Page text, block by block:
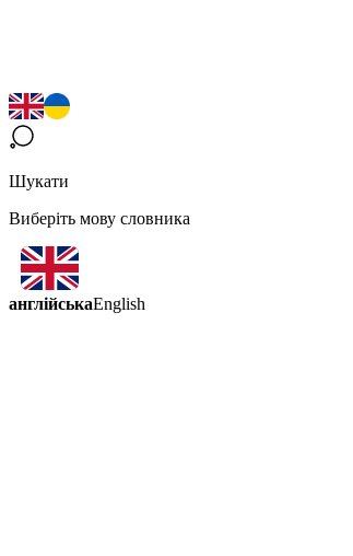
Шукати
Виберіть мову словника
англійськаEnglish